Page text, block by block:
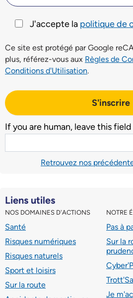
Liens utiles
NOS DOMAINES D'ACTIONS
Santé
Risques numériques
Risques naturels
Sport et loisirs
Sur la route
NOTRE
Pas à
Sur la
Je
J'accepte la politique de
Ce site est protégé par Google
plus, référez-vous aux Règles de
Conditions d'Utilisation.
S'inscrire
If you are human, leave this
Retrouvez nos